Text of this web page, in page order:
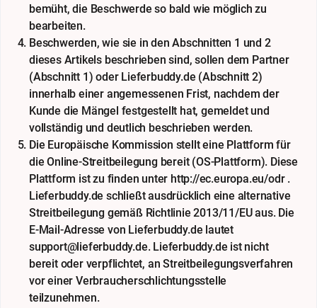
bemüht, die Beschwerde so bald wie möglich zu
bearbeiten.
Beschwerden, wie sie in den Abschnitten 1 und 2
dieses Artikels beschrieben sind, sollen dem Partner
(Abschnitt 1) oder Lieferbuddy.de (Abschnitt 2)
innerhalb einer angemessenen Frist, nachdem der
Kunde die Mängel festgestellt hat, gemeldet und
vollständig und deutlich beschrieben werden.
Die Europäische Kommission stellt eine Plattform für
die Online-Streitbeilegung bereit (OS-Plattform). Diese
Plattform ist zu finden unter http://ec.europa.eu/odr .
Lieferbuddy.de schließt ausdrücklich eine alternative
Streitbeilegung gemäß Richtlinie 2013/11/EU aus. Die
E-Mail-Adresse von Lieferbuddy.de lautet
support@lieferbuddy.de. Lieferbuddy.de ist nicht
bereit oder verpflichtet, an Streitbeilegungsverfahren
vor einer Verbraucherschlichtungsstelle
teilzunehmen.